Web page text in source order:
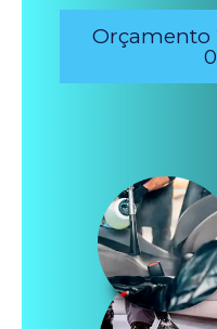
Orçamento